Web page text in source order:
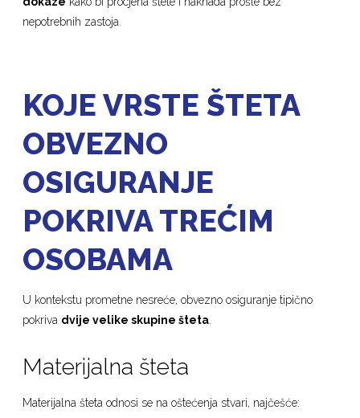
nepotrebnih zastoja.
KOJE VRSTE ŠTETA
OBVEZNO
OSIGURANJE
POKRIVA TREĆIM
OSOBAMA
U kontekstu prometne nesreće, obvezno osiguranje tipično
pokriva dvije velike skupine šteta
Materijalna šteta
Materijalna šteta odnosi se na oštećenja stvari, najčešće: